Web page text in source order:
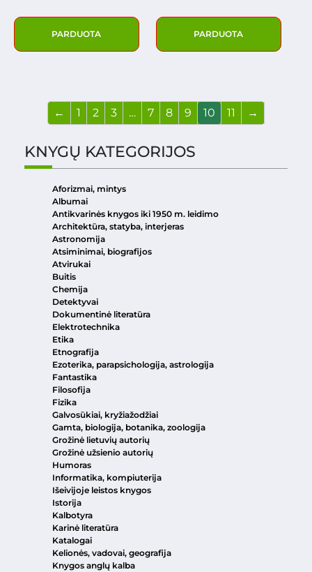
PARDUOTA PARDUOTA
← 1 2 3 … 7 8 9 10 11 →
KNYGŲ KATEGORIJOS
Aforizmai, mintys
Albumai
Antikvarinės knygos iki 1950 m. leidimo
Architektūra, statyba, interjeras
Astronomija
Atsiminimai, biografijos
Atvirukai
Buitis
Chemija
Detektyvai
Dokumentinė literatūra
Elektrotechnika
Etika
Etnografija
Ezoterika, parapsichologija, astrologija
Fantastika
Filosofija
Fizika
Galvosūkiai, kryžiažodžiai
Gamta, biologija, botanika, zoologija
Grožinė lietuvių autorių
Grožinė užsienio autorių
Humoras
Informatika, kompiuterija
Išeivijoje leistos knygos
Istorija
Kalbotyra
Karinė literatūra
Katalogai
Kelionės, vadovai, geografija
Knygos anglų kalba